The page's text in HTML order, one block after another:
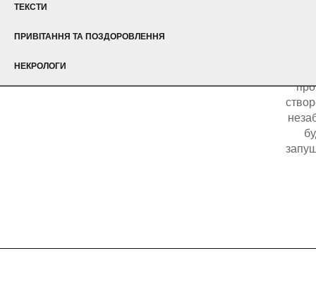
ТЕКСТИ
ПРИВІТАННЯ ТА ПОЗДОРОВЛЕННЯ
НЕКРОЛОГИ